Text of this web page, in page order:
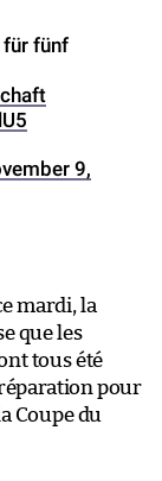
für fünf
9,
mardi, la
que les
tous été
pour
Coupe du